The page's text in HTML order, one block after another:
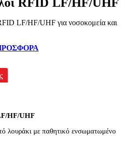
LF/HF/UHF για νοσοκομεία και
HF/UHF
λουράκι με παθητικό ενσωματωμένο